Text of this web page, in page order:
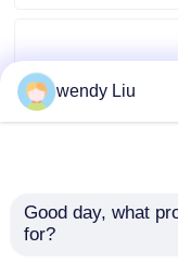
संपर्क करें
समाचार
LGMG
wendy Liu
Good day, what
for?